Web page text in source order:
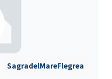
SagradelMareFlegrea